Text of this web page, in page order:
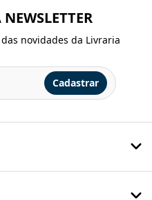
novidades da Livraria
Cadastrar